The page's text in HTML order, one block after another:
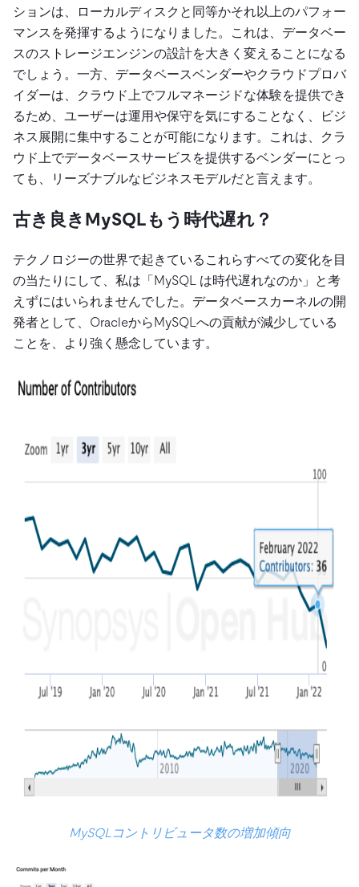
ションは、ローカルディスクと同等かそれ以上のパフォー
マンスを発揮するようになりました。これは、データベー
スのストレージエンジンの設計を大きく変えることになる
でしょう。一方、データベースベンダーやクラウドプロバ
イダーは、クラウド上でフルマネージドな体験を提供でき
るため、ユーザーは運用や保守を気にすることなく、ビジ
ネス展開に集中することが可能になります。これは、クラ
ウド上でデータベースサービスを提供するベンダーにとっ
ても、リーズナブルなビジネスモデルだと言えます。
古き良きMySQLもう時代遅れ？
テクノロジーの世界で起きているこれらすべての変化を目
の当たりにして、私は「MySQL は時代遅れなのか」と考
えずにはいられませんでした。データベースカーネルの開
発者として、OracleからMySQLへの貢献が減少している
ことを、より強く懸念しています。
MySQLコントリビュータ数の増加傾向